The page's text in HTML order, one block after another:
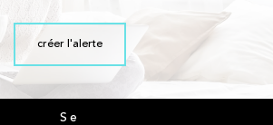
créer l'alerte
Se